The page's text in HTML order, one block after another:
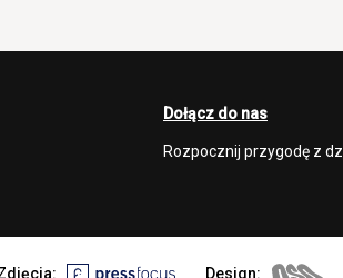
Dołącz do nas
Rozpocznij przygodę z
Design: